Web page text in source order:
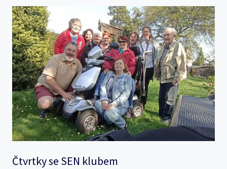
Čtvrtky se SEN klubem